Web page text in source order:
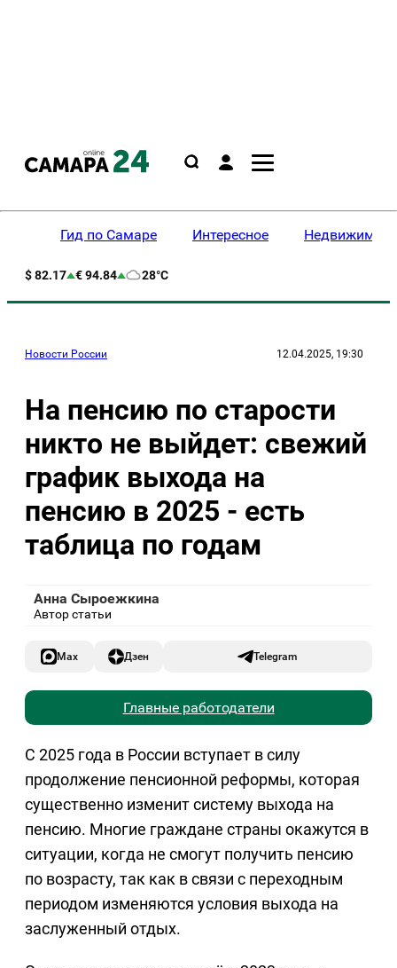
Гид по Самаре Интересное
$ 82.17 € 94.84 28°C
Новости России 12.04.2025, 19:30
На пенсию по старости
никто не выйдет: свежий
график выхода на
пенсию в 2025 - есть
таблица по годам
Анна Сыроежкина
Автор статьи
Max Дзен Telegram
Главные работодатели
С 2025 года в России вступает в силу
продолжение пенсионной реформы, которая
существенно изменит систему выхода на
пенсию. Многие граждане страны окажутся в
ситуации, когда не смогут получить пенсию
по возрасту, так как в связи с переходным
периодом изменяются условия выхода на
заслуженный отдых.